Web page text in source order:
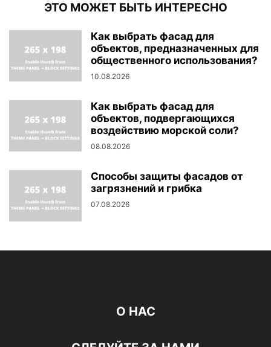
ЭТО МОЖЕТ БЫТЬ ИНТЕРЕСНО
Как выбрать фасад для
объектов, предназначенных для
общественного использования?
10.08.2026
Как выбрать фасад для
объектов, подвергающихся
воздействию морской соли?
08.08.2026
Способы защиты фасадов от
загрязнений и грибка
07.08.2026
О НАС